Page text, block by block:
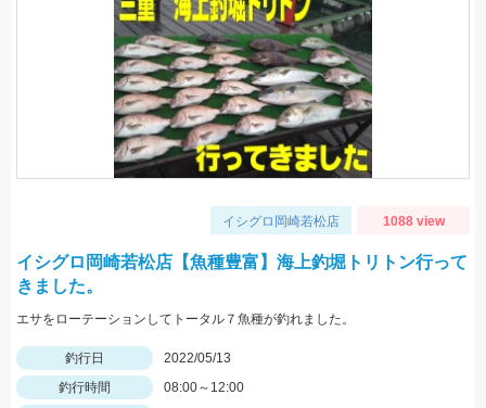
イシグロ岡崎若松店 1088 view
イシグロ岡崎若松店【魚種豊富】海上釣堀トリトン行って
きました。
エサをローテーションしてトータル７魚種が釣れました。
釣行日
2022/05/13
釣行時間
08:00～12:00